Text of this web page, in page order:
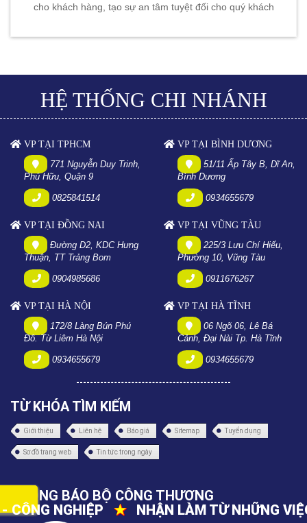
cho khách hàng, tạo sự an tâm tuyệt đối cho quý khách
HỆ THỐNG CHI NHÁNH
VP TẠI TPHCM
771 Nguyễn Duy Trinh,
Phú Hữu, Quận 9
0825841514
VP TẠI BÌNH DƯƠNG
51/11 Ấp Tây B, Dĩ An,
Bình Dương
0934655679
VP TẠI ĐỒNG NAI
Đường D2, KDC Hưng
Thuận, TT Trảng Bom
0904985686
VP TẠI VŨNG TÀU
225/3 Lưu Chí Hiếu,
Phường 10, Vũng Tàu
0911676267
VP TẠI HÀ NỘI
172/8 Làng Bún Phú
Đô. Từ Liêm Hà Nội
0934655679
VP TẠI HÀ TĨNH
06 Ngõ 06, Lê Bá
Cảnh, Đại Nài Tp. Hà Tĩnh
0934655679
TỪ KHÓA TÌM KIẾM
Giới thiệu Liên hệ Báo giá Sitemap Tuyển dụng
Sơ đồ trang web Tin tức trong ngày
THÔNG BÁO BỘ CÔNG THƯƠNG
LÀM TỪ NHỮNG VIỆC NHỎ NHẤT ★